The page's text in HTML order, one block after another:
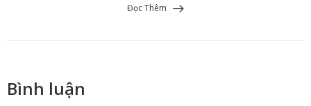
Đọc Thêm
Bình luận